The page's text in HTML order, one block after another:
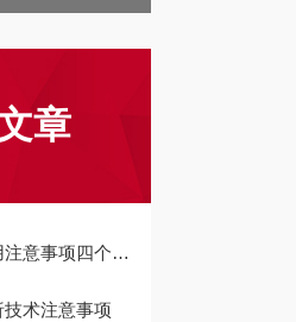
章
事项四个要点
术注意事项